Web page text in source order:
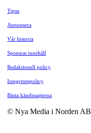
Tipsa
Annonsera
Vår historia
Sponsrat innehåll
Redaktionell policy
Integritetspolicy
Bästa kändissajterna
© Nya Media i Norden AB